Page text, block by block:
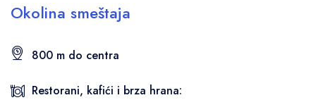
Okolina smeštaja
800 m do centra
Restorani, kafići i brza hrana: